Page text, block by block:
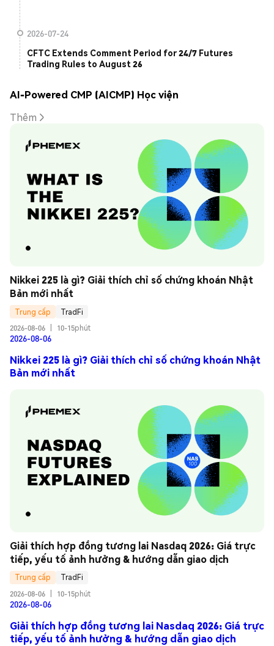
2026-07-24
CFTC Extends Comment Period for 24/7 Futures
Trading Rules to August 26
AI-Powered CMP (AICMP) Học viện
Thêm
Nikkei 225 là gì? Giải thích chỉ số chứng khoán Nhật
Bản mới nhất
Trung cấp
TradFi
2026-08-06
10-15phút
2026-08-06
Nikkei 225 là gì? Giải thích chỉ số chứng khoán Nhật
Bản mới nhất
Giải thích hợp đồng tương lai Nasdaq 2026: Giá trực
tiếp, yếu tố ảnh hưởng & hướng dẫn giao dịch
Trung cấp
TradFi
2026-08-06
10-15phút
2026-08-06
Giải thích hợp đồng tương lai Nasdaq 2026: Giá trực
tiếp, yếu tố ảnh hưởng & hướng dẫn giao dịch